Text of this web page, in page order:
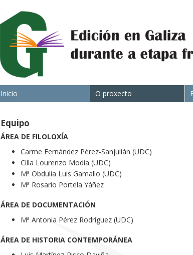
Inicio O proxecto
Equipo
ÁREA DE FILOLOXÍA
Carme Fernández Pérez-Sanjulián (UDC)
Cilla Lourenzo Modia (UDC)
Mª Obdulia Luis Gamallo (UDC)
Mª Rosario Portela Yáñez
ÁREA DE DOCUMENTACIÓN
Mª Antonia Pérez Rodríguez (UDC)
ÁREA DE HISTORIA CONTEMPORÁNEA